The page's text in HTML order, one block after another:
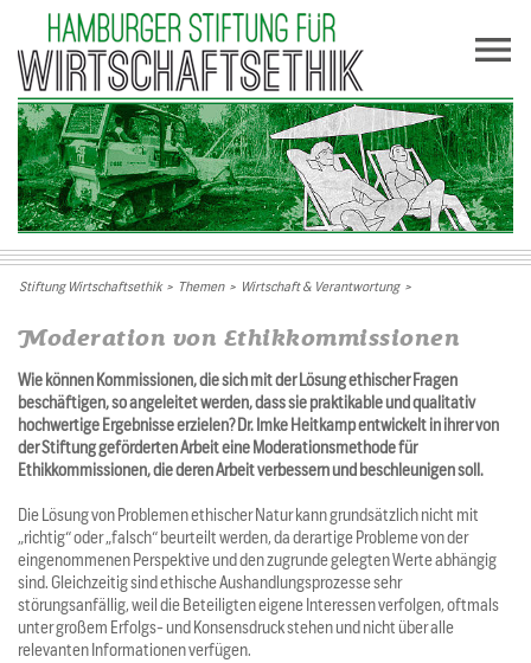
Stiftung Wirtschaftsethik> Themen> Wirtschaft & Verantwortung>
Moderation von Ethikkommissionen
Wie können Kommissionen, die sich mit der Lösung ethischer Fragen
beschäftigen, so angeleitet werden, dass sie praktikable und qualitativ
hochwertige Ergebnisse erzielen? Dr. Imke Heitkamp entwickelt in ihrer von
der Stiftung geförderten Arbeit eine Moderationsmethode für
Ethikkommissionen, die deren Arbeit verbessern und beschleunigen soll.
Die Lösung von Problemen ethischer Natur kann grundsätzlich nicht mit
„richtig“ oder „falsch“ beurteilt werden, da derartige Probleme von der
eingenommenen Perspektive und den zugrunde gelegten Werte abhängig
sind. Gleichzeitig sind ethische Aushandlungsprozesse sehr
störungsanfällig, weil die Beteiligten eigene Interessen verfolgen, oftmals
unter großem Erfolgs- und Konsensdruck stehen und nicht über alle
relevanten Informationen verfügen.